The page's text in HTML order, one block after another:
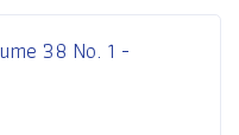
38 No. 1 -